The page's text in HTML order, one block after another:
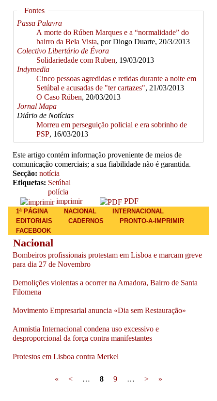
Hide
Fontes
Passa Palavra
A morte do Rúben Marques e a “normalidade” do
bairro da Bela Vista, por Diogo Duarte, 20/3/2013
Colectivo Libertário de Évora
Solidariedade com Ruben, 19/03/2013
Indymedia
Cinco pessoas agredidas e retidas durante a noite em
Setúbal e acusadas de "ter cartazes", 21/03/2013
O Caso Rúben, 20/03/2013
Jornal Mapa
Diário de Notícias
Morreu em perseguição policial e era sobrinho de
PSP, 16/03/2013
Este artigo contém informação proveniente de meios de
comunicação comerciais; a sua fiabilidade não é garantida.
Secção: notícia
Etiquetas: Setúbal
polícia
imprimir
PDF
Main menu
1ª PÁGINA NACIONAL
INTERNACIONAL
EDITORIAIS
CADERNOS
PRONTO-A-IMPRIMIR
FACEBOOK
Nacional
Bombeiros profissionais protestam em Lisboa e marcam greve
para dia 27 de Novembro
Demolições violentas a ocorrer na Amadora, Bairro de Santa
Filomena
Movimento Empresarial anuncia «Dia sem Restauração»
Amnistia Internacional condena uso excessivo e
desproporcional da força contra manifestantes
Protestos em Lisboa contra Merkel
« < … 8 9 … > »